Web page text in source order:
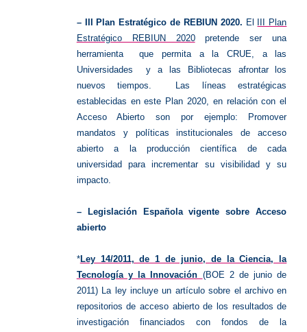
– III Plan Estratégico de REBIUN 2020. El
III Plan
Estratégico REBIUN 2020pretende ser una
herramienta que permita a la CRUE, a las
Universidades y a las Bibliotecas afrontar los
nuevos tiempos.
Las líneas estratégicas
establecidas en este Plan 2020, en relación con el
Acceso Abierto son por ejemplo:
Promover
mandatos y políticas institucionales de acceso
abierto a la producción científica de cada
universidad para incrementar su visibilidad y su
impacto.
–
Legislación Española vigente sobre Acceso
abierto
*Ley 14/2011, de 1 de junio, de la Ciencia, la
Tecnología y la Innovación (BOE 2 de junio de
2011) La ley incluye un artículo sobre el archivo en
repositorios de acceso abierto de los resultados de
investigación financiados con fondos de la